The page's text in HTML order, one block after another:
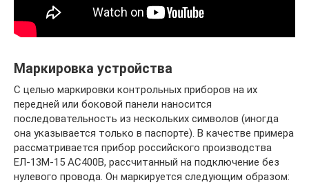
Маркировка устройства
С целью маркировки контрольных приборов на их
передней или боковой панели наносится
последовательность из нескольких символов (иногда
она указывается только в паспорте). В качестве примера
рассматривается прибор российского производства
ЕЛ-13М-15 АС400В, рассчитанный на подключение без
нулевого провода. Он маркируется следующим образом: